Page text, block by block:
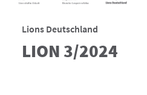
Lions Deutschland
LION 3/2024